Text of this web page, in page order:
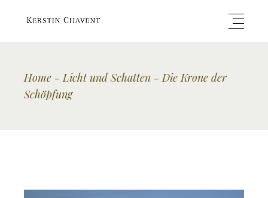
Home Licht und Schatten
Die Krone der
Schöpfung